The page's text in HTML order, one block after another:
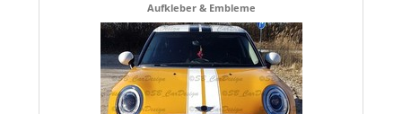
Aufkleber & Embleme